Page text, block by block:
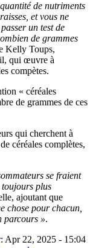
de nutriments
et vous ne
un test de
de grammes
Kelly Toups,
qui œuvre à
compètes.
« céréales
de grammes de ces
qui cherchent à
céréales complètes,
se fraient
toujours plus
ajoutant que
chose pour chacun,
parcours ».
Apr 22, 2025 - 15:04